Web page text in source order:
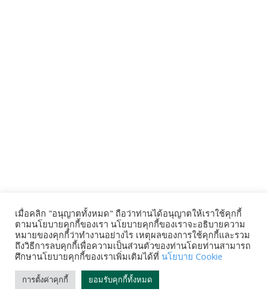
เมื่อคลิก "อนุญาตทั้งหมด" ถือว่าท่านได้อนุญาตให้เราใช้คุกกี้
ตามนโยบายคุกกี้ของเรา นโยบายคุกกี้ของเราจะอธิบายความ
หมายของคุกกี้ว่าทำงานอย่างไร เหตุผลของการใช้คุกกี้และรวม
ถึงวิธีการลบคุกกี้เพื่อความเป็นส่วนตัวของท่านโดยท่านสามารถ
ศึกษานโยบายคุกกี้ของเราเพิ่มเติมได้ที่ นโยบาย Cookie
การตั้งค่าคุกกี้ ยอมรับคุกกี้ทั้งหมด